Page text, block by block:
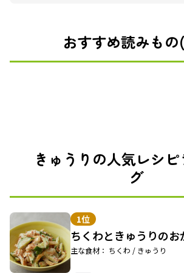
おすすめ読みもの
きゅうりの人気レシ
グ
1位
ちくわときゅうりのお
主な食材： ちくわ / きゅうり